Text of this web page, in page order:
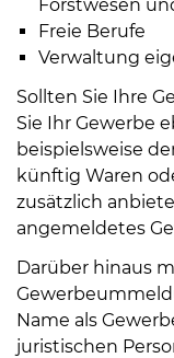
Forstwesen
Freie Berufe
Verwaltung
Sollten Sie Ihre
Sie Ihr Gewerbe
beispielsweise
künftig Waren
zusätzlich
angemeldetes
Darüber hinaus
Name als
juristischen